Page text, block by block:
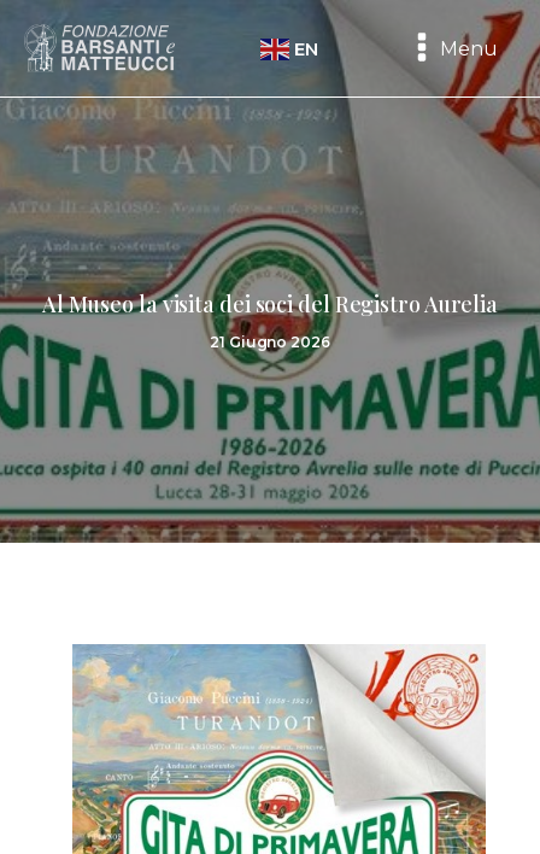
EN Menu
Al Museo la visita dei soci del Registro Aurelia
21 Giugno 2026